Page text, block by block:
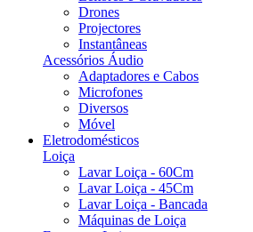
Drones
Projectores
Instantâneas
Acessórios Áudio
Adaptadores e Cabos
Microfones
Diversos
Móvel
Eletrodomésticos
Loiça
Lavar Loiça - 60Cm
Lavar Loiça - 45Cm
Lavar Loiça - Bancada
Máquinas de Loiça